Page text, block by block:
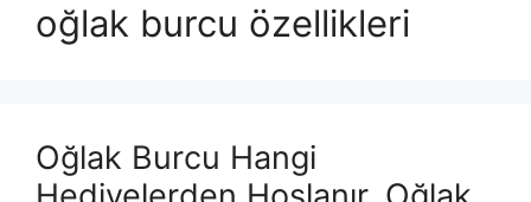
oğlak burcu özellikleri
Oğlak Burcu Hangi